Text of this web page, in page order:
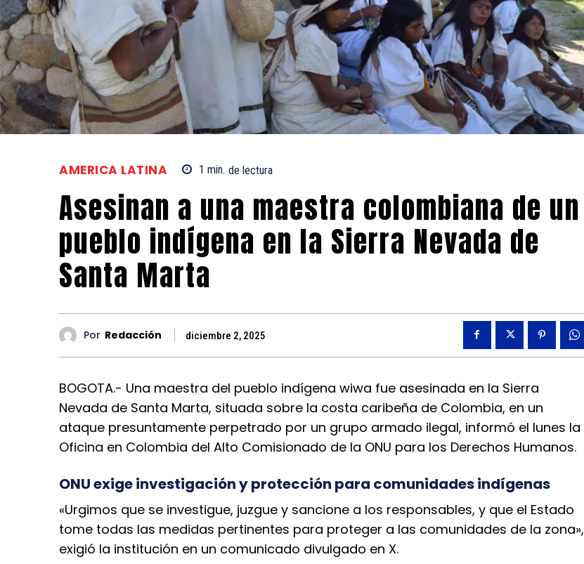
AMERICA LATINA 1 min. de lectura
Asesinan a una maestra colombiana de un
pueblo indígena en la Sierra Nevada de
Santa Marta
Por Redacción diciembre 2, 2025
BOGOTA.- Una maestra del pueblo indígena wiwa fue asesinada en la Sierra
Nevada de Santa Marta, situada sobre la costa caribeña de Colombia, en un
ataque presuntamente perpetrado por un grupo armado ilegal, informó el lunes la
Oficina en Colombia del Alto Comisionado de la ONU para los Derechos Humanos.
ONU exige investigación y protección para comunidades indígenas
«Urgimos que se investigue, juzgue y sancione a los responsables, y que el Estado
tome todas las medidas pertinentes para proteger a las comunidades de la zona»,
exigió la institución en un comunicado divulgado en X.